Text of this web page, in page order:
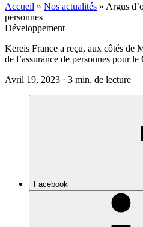
Accueil » Nos actualités » Argus
personnes
Développement
Kereis France a reçu, aux côtés de
de l’assurance de personnes pour le
Avril 19, 2023 · 3 min. de lecture
Facebook